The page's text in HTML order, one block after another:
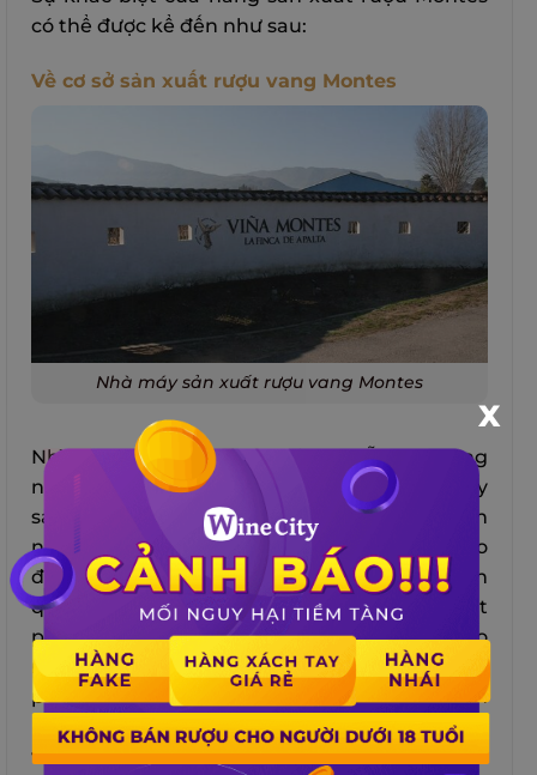
có thể được kể đến như sau:
Về cơ sở sản xuất rượu vang Montes
Nhà máy sản xuất rượu vang Montes
Nhìn chung, đá, kim loại và gỗ là những
nguyên vật liệu chính để xây dựng nhà máy
sản xuất rượu vang Montes. Trong đó, nguồn
nước bên ngoài được thiết kế khéo léo làm sao
để chúng có thể chảy vào từ ngoài rồi xuyên
qua những tảng đá khúc khuỷu, và về mặt
phong thủy, nó được coi là biểu tượng cho
nguồn năng lượng sống dồi dào. Mặt khác, ở
phía bên trong thì các bức tường được sơn
màu đỏ – màu sắc hiện thân cho sự may mắn
và thành công tốt đẹp.
X